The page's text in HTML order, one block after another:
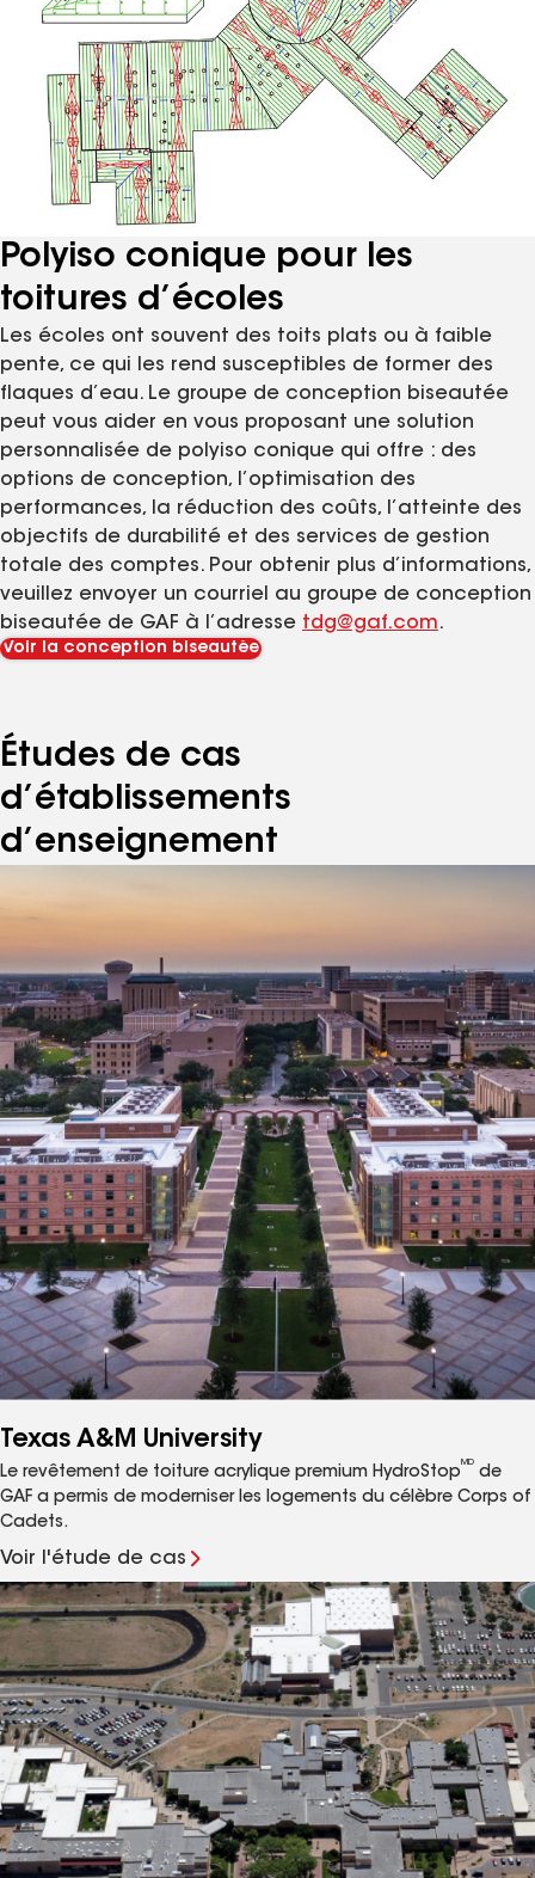
Polyiso conique pour les
toitures d’écoles
Les écoles ont souvent des toits plats ou à faible
pente, ce qui les rend susceptibles de former des
flaques d’eau. Le groupe de conception biseautée
peut vous aider en vous proposant une solution
personnalisée de polyiso conique qui offre : des
options de conception, l’optimisation des
performances, la réduction des coûts, l’atteinte des
objectifs de durabilité et des services de gestion
totale des comptes. Pour obtenir plus d’informations,
veuillez envoyer un courriel au groupe de conception
biseautée de GAF à l’adresse tdg@gaf.com.
Voir la conception biseautée
Études de cas
d’établissements
d’enseignement
Texas A&M University
Le revêtement de toiture acrylique premium HydroStop
MD
de
GAF a permis de moderniser les logements du célèbre Corps of
Cadets.
Voir l'étude de cas